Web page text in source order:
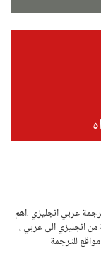
عربي انجليزي ،اهم
من انجليزي الى عربي ،
للترجمة